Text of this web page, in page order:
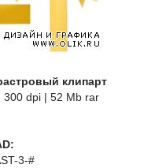
клипарт
300 dpi | 52 Mb rar
3-#